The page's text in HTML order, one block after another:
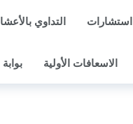
استشارات التداوي
الاسعافات الأولية